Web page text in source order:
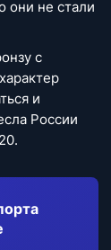
они не стали
с
и
России